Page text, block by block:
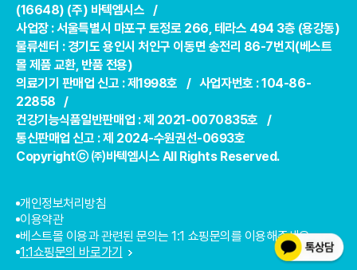
(16648) (주) 바텍엠시스 /
사업장 : 서울특별시 마포구 토정로 266, 테라스 494 3층 (용강동)
물류센터 : 경기도 용인시 처인구 이동면 송전리 86-7번지(베스트
몰 제품 교환, 반품 전용)
의료기기 판매업 신고 : 제1998호 / 사업자번호 : 104-86-
22858 /
건강기능식품일반판매업 : 제 2021-0070835호 /
통신판매업 신고 : 제 2024-수원권선-0693호
Copyrightⓒ ㈜바텍엠시스 All Rights Reserved.
개인정보처리방침
이용약관
베스트몰 이용과 관련된 문의는 1:1 쇼핑문의를 이용해주세요.
1:1쇼핑문의 바로가기